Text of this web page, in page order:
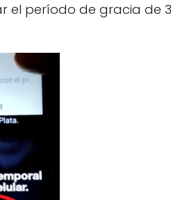
el período de gracia de 3